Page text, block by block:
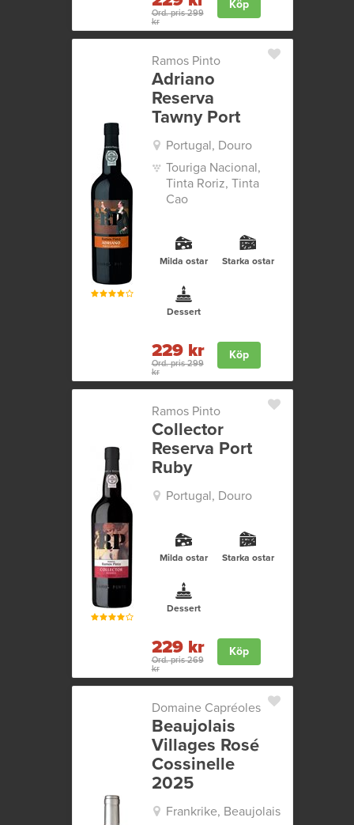
Ord. pris 299
kr
Köp
Ramos Pinto
Adriano
Reserva
Tawny Port
Portugal, Douro
Touriga Nacional,
Tinta Roriz, Tinta
Cao
Milda ostar Starka ostar
Dessert
229 kr
Ord. pris 299
kr
Köp
Ramos Pinto
Collector
Reserva Port
Ruby
Portugal, Douro
Milda ostar Starka ostar
Dessert
229 kr
Ord. pris 269
kr
Köp
Domaine Capréoles
Beaujolais
Villages Rosé
Cossinelle
2025
Frankrike, Beaujolais